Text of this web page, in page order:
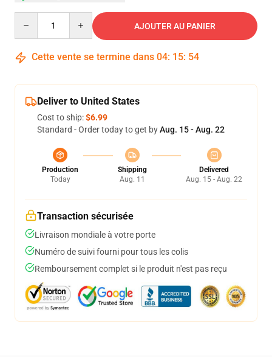
AJOUTER AU PANIER
Cette vente se termine dans 04: 15: 54
Deliver to United States
Cost to ship:$6.99
Standard - Order today to get byAug. 15 - Aug. 22
Production
Today
Shipping
Aug. 11
Delivered
Aug. 15 - Aug. 22
Transaction sécurisée
Livraison mondiale à votre porte
Numéro de suivi fourni pour tous les colis
Remboursement complet si le produit n'est pas reçu